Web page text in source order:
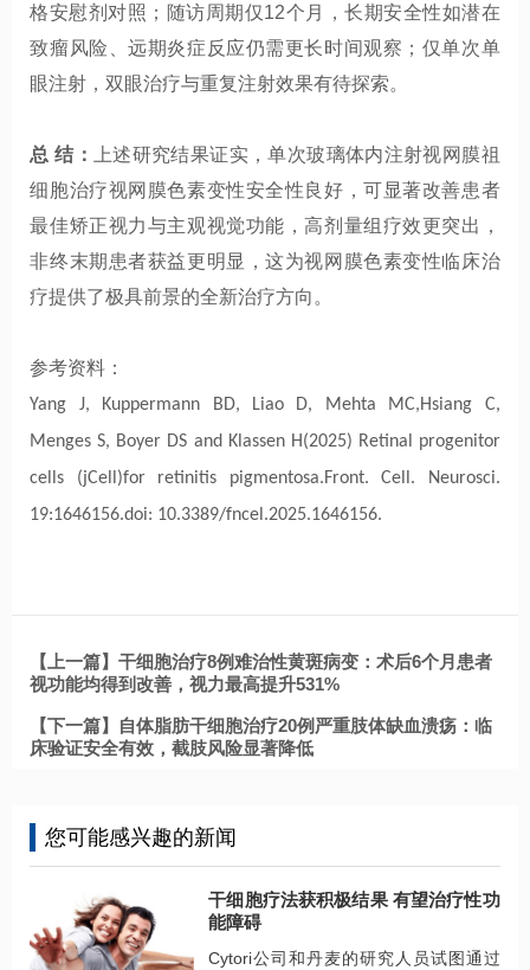
格安慰剂对照；随访周期仅12个月，长期安全性如潜在
致瘤风险、远期炎症反应仍需更长时间观察；仅单次单
眼注射，双眼治疗与重复注射效果有待探索。
总 结：
上述研究结果证实，单次玻璃体内注射视网膜祖
细胞治疗视网膜色素变性安全性良好，可显著改善患者
最佳矫正视力与主观视觉功能，高剂量组疗效更突出，
非终末期患者获益更明显，这为视网膜色素变性临床治
疗提供了极具前景的全新治疗方向。
参考资料：
Yang J, Kuppermann BD, Liao D, Mehta MC,Hsiang C,
Menges S, Boyer DS and Klassen H(2025) Retinal progenitor
cells (jCell)for retinitis pigmentosa.Front. Cell. Neurosci.
19:1646156.doi: 10.3389/fncel.2025.1646156.
【上一篇】干细胞治疗8例难治性黄斑病变：术后6个月患者
视功能均得到改善，视力最高提升531%
【下一篇】自体脂肪干细胞治疗20例严重肢体缺血溃疡：临
床验证安全有效，截肢风险显著降低
您可能感兴趣的新闻
干细胞疗法获积极结果 有望治疗性功
能障碍
Cytori公司和丹麦的研究人员试图通过